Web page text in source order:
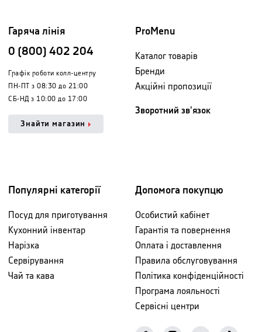
Гаряча лінія
0 (800) 402 204
Графік роботи колл-центру
ПН-ПТ з 08:30 до 21:00
СБ-НД з 10:00 до 17:00
Знайти магазин
ProMenu
Каталог товарів
Бренди
Акційні пропозиції
Зворотний зв'язок
Популярні категорії
Посуд для приготування
Кухонний інвентар
Нарізка
Сервірування
Чай та кава
Допомога покупцю
Особистий кабінет
Гарантія та повернення
Оплата і доставлення
Правила обслуговування
Політика конфіденційності
Програма лояльності
Сервісні центри